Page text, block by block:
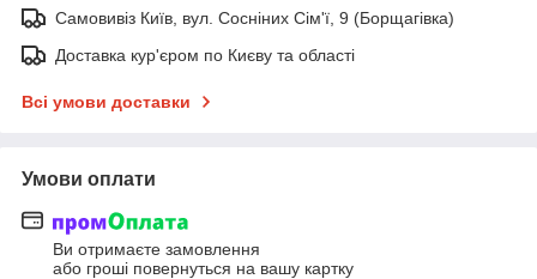
Самовивіз Київ, вул. Сосніних Сім'ї, 9 (Борщагівка)
Доставка кур'єром по Києву та області
Всі умови доставки
Умови оплати
Ви отримаєте замовлення
або гроші повернуться на вашу картку